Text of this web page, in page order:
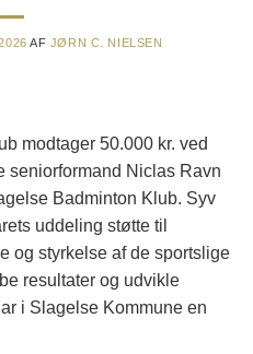
AF JØRN C. NIELSEN
modtager 50.000 kr. ved
Niclas Ravn
Badminton Klub. Syv
uddeling støtte til
og styrkelse af de sportslige
resultater og udvikle
i Slagelse Kommune en